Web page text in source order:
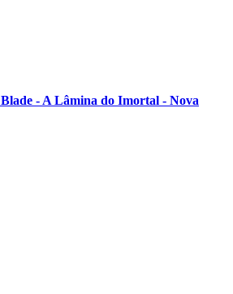
Blade - A Lâmina do Imortal - Nova